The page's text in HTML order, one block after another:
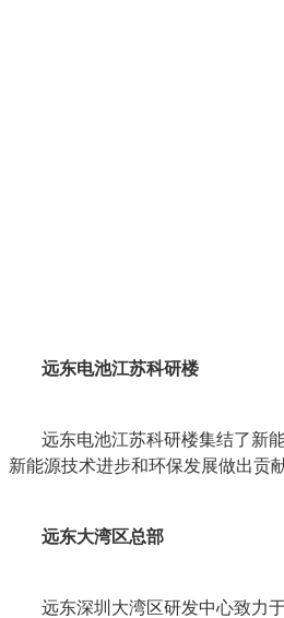
远东电池江苏科研楼
远东电池江苏科研楼集结了新
新能源技术进步和环保发展做出贡
远东大湾区总部
远东深圳大湾区研发中心致力